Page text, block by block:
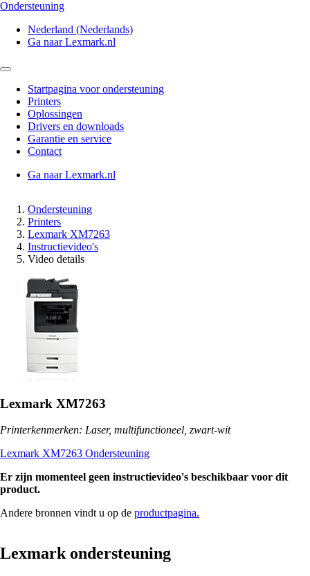
Ondersteuning
Nederland (Nederlands)
Ga naar Lexmark.nl
Startpagina voor ondersteuning
Printers
Oplossingen
Drivers en downloads
Garantie en service
Contact
Ga naar Lexmark.nl
Ondersteuning
Printers
Lexmark XM7263
Instructievideo's
Video details
Lexmark XM7263
Printerkenmerken: Laser, multifunctioneel, zwart-wit
Lexmark XM7263 Ondersteuning
Er zijn momenteel geen instructievideo's beschikbaar voor dit
product.
Andere bronnen vindt u op de productpagina.
Lexmark ondersteuning